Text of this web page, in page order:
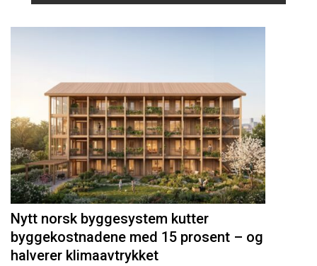
Nytt norsk byggesystem kutter
byggekostnadene med 15 prosent – og
halverer klimaavtrykket